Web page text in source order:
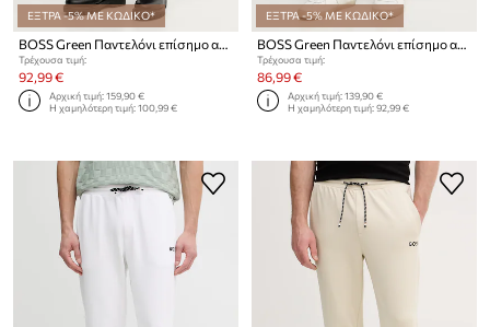
ΕΞΤΡΑ -5% ΜΕ ΚΩΔΙΚΟ*
Τρέχουσα τιμή:
92,99 €
Αρχική τιμή:159,90 €
Η χαμηλότερη τιμή:100,99 €
ΕΞΤΡΑ -5% ΜΕ ΚΩΔΙΚΟ*
Τρέχουσα τιμή:
86,99 €
Αρχική τιμή:139,90 €
Η χαμηλότερη τιμή:92,99 €